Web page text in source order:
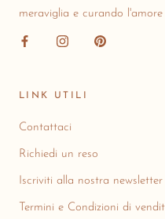
meraviglia e curando
LINK UTILI
Contattaci
Richiedi un reso
Iscriviti alla nostra newsletter
Termini e Condizioni di